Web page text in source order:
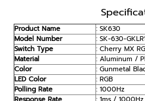
Product Name
: SK630
Model Number
: SK-630-
Switch Type
: Cherry MX
Material
: Aluminum /
Color
: Gunmetal
LED Color
: RGB
Polling Rate
: 1000Hz